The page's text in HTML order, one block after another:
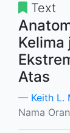
Text
Kelima
Atas
Keith L.
Nama